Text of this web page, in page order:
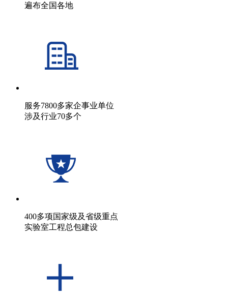
遍布全国各地
服务7800多家企事业单位
涉及行业70多个
400多项国家级及省级重点
实验室工程总包建设